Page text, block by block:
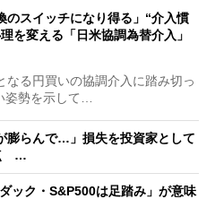
のスイッチになり得る」“介入慣
を変える「日米協調為替介入」
る円買いの協調介入に踏み切っ
姿勢を示して…
膨らんで…」損失を投資家として
…
ック・S&P500は足踏み」が意味